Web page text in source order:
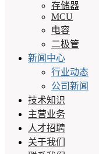
存储器
MCU
电容
二极管
新闻中心
行业动态
公司新闻
技术知识
主营业务
人才招聘
关于我们